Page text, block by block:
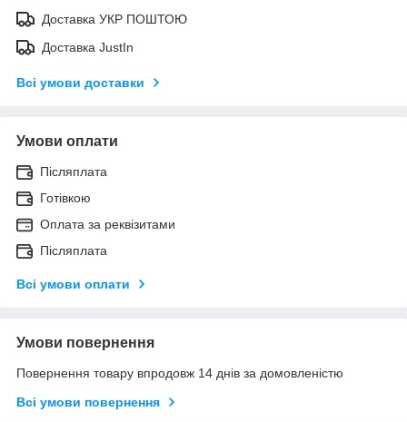
Доставка УКР ПОШТОЮ
Доставка JustIn
Всі умови доставки
Умови оплати
Післяплата
Готівкою
Оплата за реквізитами
Післяплата
Всі умови оплати
Умови повернення
Повернення товару впродовж 14 днів за домовленістю
Всі умови повернення